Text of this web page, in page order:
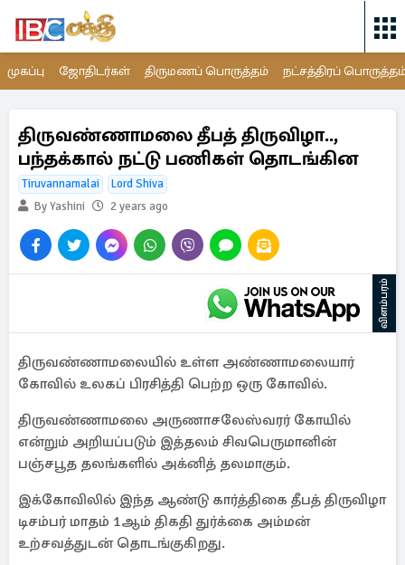
முகப்பு ஜோதிடர்கள் திருமணப் பொருத்தம் நட்சத்திரப்
திருவண்ணாமலை தீபத் திருவிழா..,
பந்தக்கால் நட்டு பணிகள் தொடங்கின
Tiruvannamalai
Lord Shiva
By Yashini
2 years ago
விளம்பரம்
திருவண்ணாமலையில் உள்ள அண்ணாமலையார்
கோவில் உலகப் பிரசித்தி பெற்ற ஒரு கோவில்.
திருவண்ணாமலை அருணாசலேஸ்வரர் கோயில்
என்றும் அறியப்படும் இத்தலம் சிவபெருமானின்
பஞ்சபூத தலங்களில் அக்னித் தலமாகும்.
இக்கோவிலில் இந்த ஆண்டு கார்த்திகை தீபத் திருவிழா
டிசம்பர் மாதம் 1ஆம் திகதி துர்க்கை அம்மன்
உற்சவத்துடன் தொடங்குகிறது.